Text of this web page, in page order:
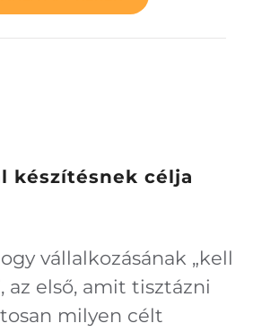
készítésnek célja
vállalkozásának „kell
az első, amit tisztázni
milyen célt